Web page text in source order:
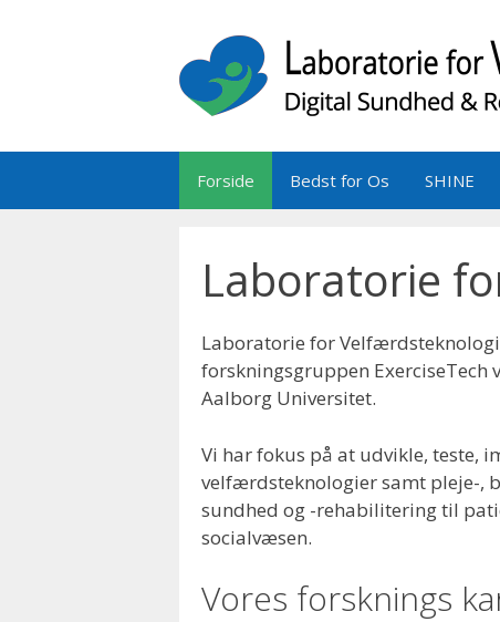
Forside Bedst for Os SHINE
Laboratorie
Laboratorie for
forskningsgruppen
Aalborg Universitet.
Vi har fokus på at udvikle, teste,
velfærdsteknologier samt pleje-,
sundhed og -rehabilitering til
socialvæsen.
Vores forsknings